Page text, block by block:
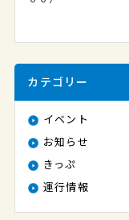
カテゴリー
イベント
お知らせ
きっぷ
運行情報